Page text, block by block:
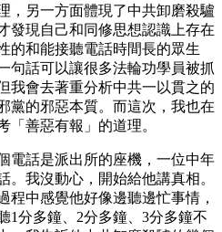
，另一方面體現了中共卸磨殺驢
發現自己和同修思想認識上存在
的和能接聽電話時間長的眾生
句話可以讓很多法輪功學員被抓
我會去著重分析中共一以貫之的
黨的邪惡本質。而這次，我也在
「善惡有報」的道理。
電話是派出所的座機，一位中年
。我沒動心，開始給他講真相。
程中感覺他好像邊聽邊忙事情，
1分多鐘、2分多鐘、3分多鐘不